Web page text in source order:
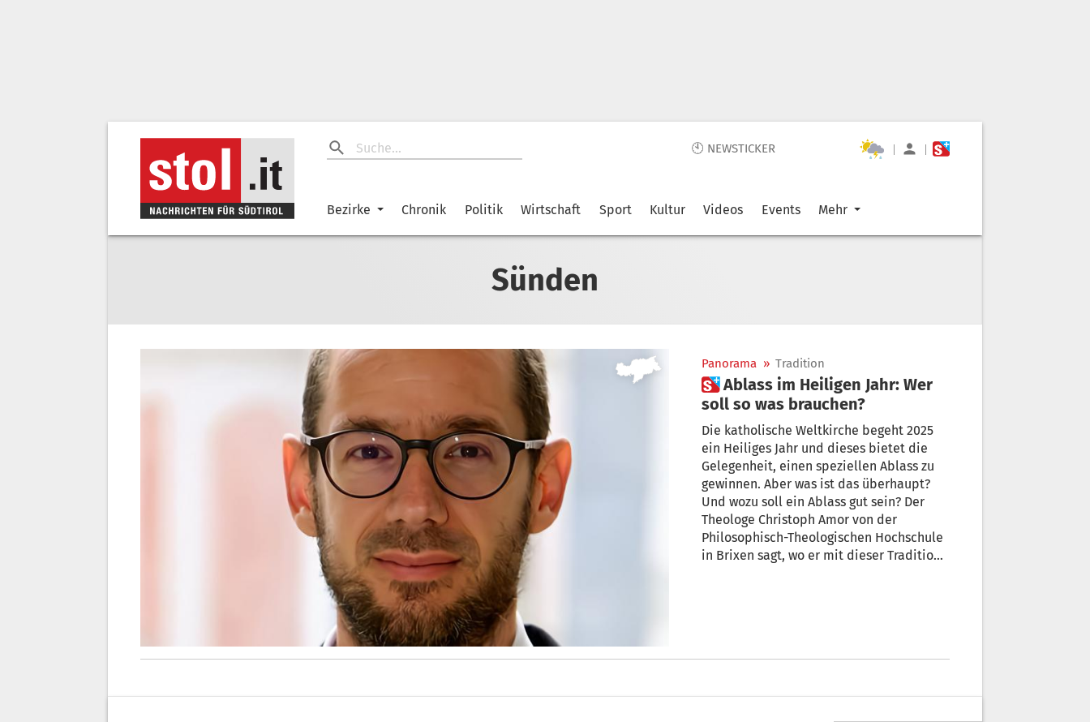
🕙 NEWSTICKER | |
Bezirke Chronik Politik Wirtschaft Sport Kultur Videos Events Mehr
Sünden
Panorama » Tradition
 Ablass im Heiligen Jahr: Wer
soll so was brauchen?
Die katholische Weltkirche begeht 2025
ein Heiliges Jahr und dieses bietet die
Gelegenheit, einen speziellen Ablass zu
gewinnen. Aber was ist das überhaupt?
Und wozu soll ein Ablass gut sein? Der
Theologe Christoph Amor von der
Philosophisch-Theologischen Hochschule
in Brixen sagt, wo er mit dieser Tradition